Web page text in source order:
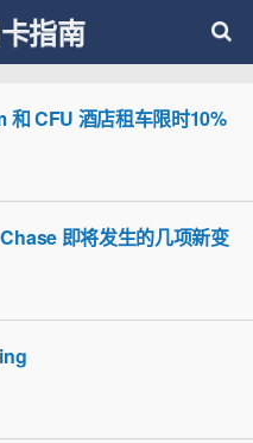
指南
和 CFU 酒店租车限时10%
即将发生的几项新变